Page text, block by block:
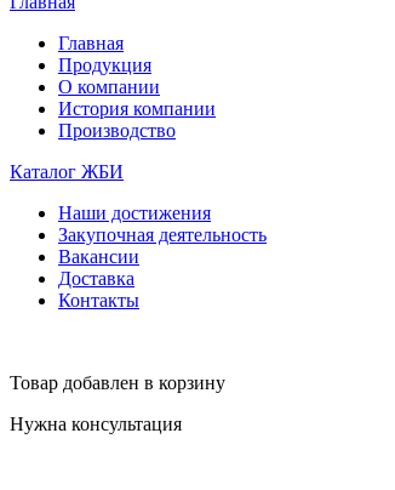
Главная
Продукция
О компании
История компании
Производство
Каталог ЖБИ
Наши достижения
Закупочная деятельность
Вакансии
Доставка
Контакты
Товар добавлен в корзину
Нужна консультация